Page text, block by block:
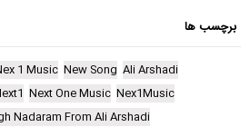
برچسب ها
Ali Arshadi
New Song
1 Music
Nex1Music
Next One Music
Nadaram From Ali Arshadi